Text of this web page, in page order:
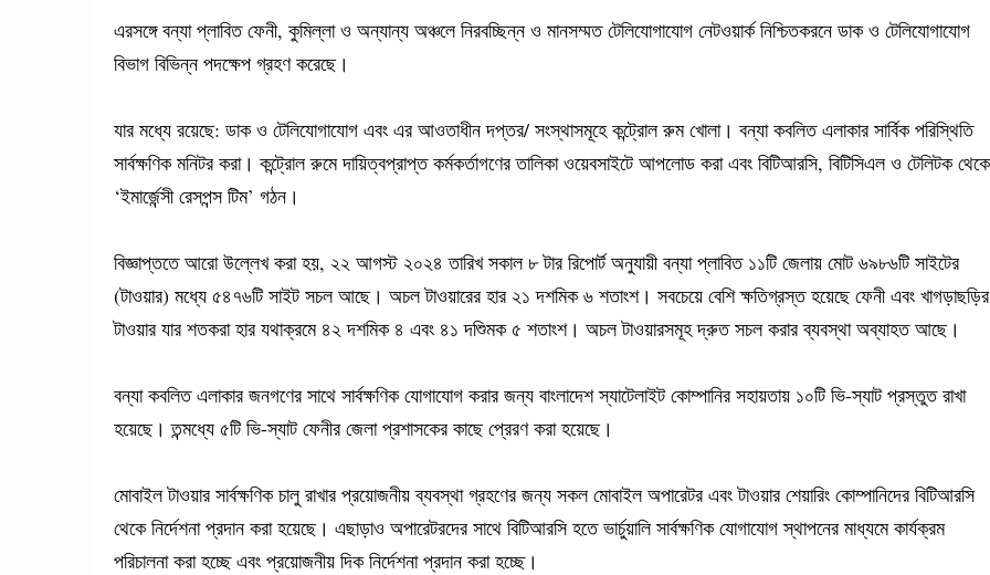
এরসঙ্গে বন্যা প্লাবিত ফেনী, কুমিল্লা ও অন্যান্য অঞ্চলে নিরবচ্ছিন্ন ও মানসম্মত টেলিযোগাযোগ নেটওয়ার্ক নিশ্চিতকরনে ডাক ও টেলিযোগাযোগ
বিভাগ বিভিন্ন পদক্ষেপ গ্রহণ করেছে।
যার মধ্যে রয়েছে: ডাক ও টেলিযোগাযোগ এবং এর আওতাধীন দপ্তর/ সংস্থাসমূহে কন্ট্রোল রুম খোলা। বন্যা কবলিত এলাকার সার্বিক পরিস্থিতি
সার্বক্ষণিক মনিটর করা। কন্ট্রোল রুমে দায়িত্বপ্রাপ্ত কর্মকর্তাগণের তালিকা ওয়েবসাইটে আপলোড করা এবং বিটিআরসি, বিটিসিএল ও টেলিটক থেকে
‘ইমার্জেন্সী রেসপন্স টিম’ গঠন।
বিজ্ঞাপ্ততে আরো উল্লেখ করা হয়, ২২ আগস্ট ২০২৪ তারিখ সকাল ৮ টার রিপোর্ট অনুযায়ী বন্যা প্লাবিত ১১টি জেলায় মোট ৬৯৮৬টি সাইটের
(টাওয়ার) মধ্যে ৫৪৭৬টি সাইট সচল আছে। অচল টাওয়ারের হার ২১ দশমিক ৬ শতাংশ। সবচেয়ে বেশি ক্ষতিগ্রস্ত হয়েছে ফেনী এবং
টাওয়ার যার শতকরা হার যথাক্রমে ৪২ দশমিক ৪ এবং ৪১ দশুিমক ৫ শতাংশ। অচল টাওয়ারসমূহ দ্রুত সচল করার ব্যবস্থা অব্যাহত আছে।
বন্যা কবলিত এলাকার জনগণের সাথে সার্বক্ষণিক যোগাযোগ করার জন্য বাংলাদেশ স্যাটেলাইট কোম্পানির সহায়তায় ১০টি ভি-স্যাট প্রস্তুত রাখা
হয়েছে। তন্মধ্যে ৫টি ভি-স্যাট ফেনীর জেলা প্রশাসকের কাছে প্রেরণ করা হয়েছে।
মোবাইল টাওয়ার সার্বক্ষণিক চালু রাখার প্রয়োজনীয় ব্যবস্থা গ্রহণের জন্য সকল মোবাইল অপারেটর এবং টাওয়ার শেয়ারিং কোম্পানিদের বিটিআরসি
থেকে নির্দেশনা প্রদান করা হয়েছে। এছাড়াও অপারেটরদের সাথে বিটিআরসি হতে ভার্চুয়ালি সার্বক্ষণিক যোগাযোগ স্থাপনের মাধ্যমে কার্যক্রম
পরিচালনা করা হচ্ছে এবং প্রয়োজনীয় দিক নির্দেশনা প্রদান করা হচ্ছে।